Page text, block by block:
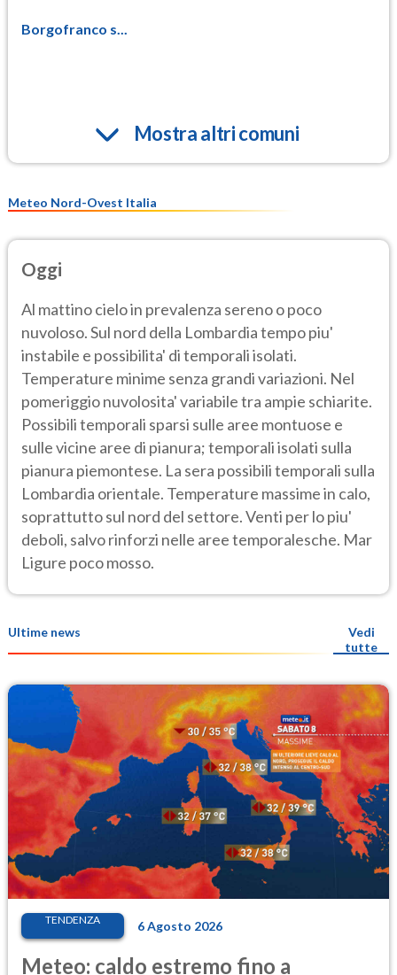
Borgofranco s...
Mostra altri comuni
Meteo Nord-Ovest Italia
Oggi
Al mattino cielo in prevalenza sereno o poco
nuvoloso. Sul nord della Lombardia tempo piu'
instabile e possibilita' di temporali isolati.
Temperature minime senza grandi variazioni. Nel
pomeriggio nuvolosita' variabile tra ampie schiarite.
Possibili temporali sparsi sulle aree montuose e
sulle vicine aree di pianura; temporali isolati sulla
pianura piemontese. La sera possibili temporali sulla
Lombardia orientale. Temperature massime in calo,
soprattutto sul nord del settore. Venti per lo piu'
deboli, salvo rinforzi nelle aree temporalesche. Mar
Ligure poco mosso.
Ultime news
Vedi
tutte
TENDENZA 6 Agosto 2026
Meteo: caldo estremo fino a